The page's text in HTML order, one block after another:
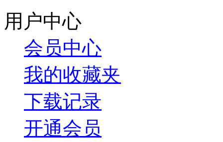
用户中心
会员中心
我的收藏夹
下载记录
开通会员